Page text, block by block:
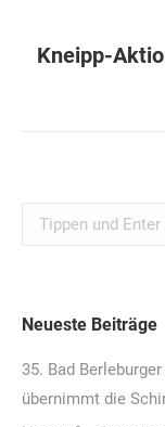
Kneipp-
Search:
Neueste Beiträge
35. Bad
übernimmt die